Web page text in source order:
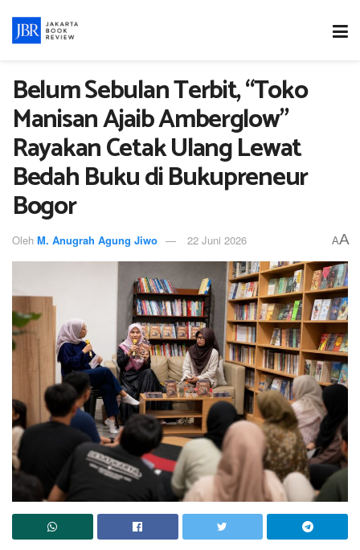
Belum Sebulan Terbit, “Toko
Manisan Ajaib Amberglow”
Rayakan Cetak Ulang Lewat
Bedah Buku di Bukupreneur
Bogor
Oleh M. Anugrah Agung Jiwo 22 Juni 2026 AA